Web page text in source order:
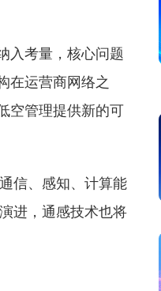
入考量，核心问题
在运营商网络之
空管理提供新的可
信、感知、计算能
进，通感技术也将